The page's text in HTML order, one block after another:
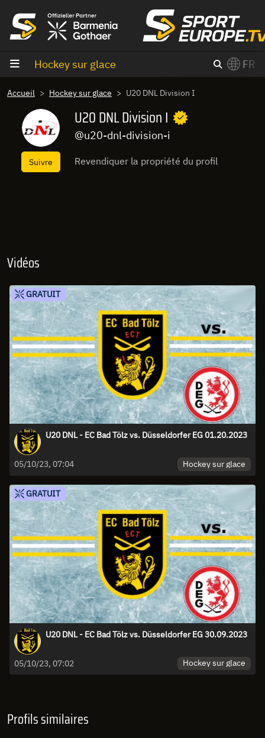
Hockey sur glace FR
Switch to English?
Accueil Hockey sur glace U20 DNL Division I
Suivre
U20 DNL Division I
@u20-dnl-division-i
Revendiquer la propriété du profil
Vidéos
GRATUIT
U20 DNL - EC Bad Tölz vs. Düsseldorfer EG 01.20.2023
05/10/23, 07:04 Hockey sur glace
GRATUIT
U20 DNL - EC Bad Tölz vs. Düsseldorfer EG 30.09.2023
05/10/23, 07:02 Hockey sur glace
Profils similaires